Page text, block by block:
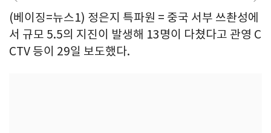
(베이징=뉴스1) 정은지 특파원 = 중국 서부 쓰촨성에
서 규모 5.5의 지진이 발생해 13명이 다쳤다고 관영 C
CTV 등이 29일 보도했다.